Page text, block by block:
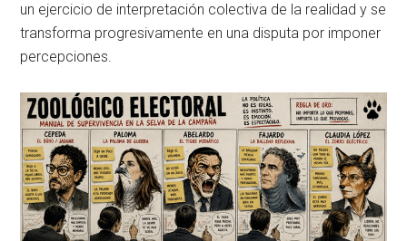
un ejercicio de interpretación colectiva de la realidad y se
transforma progresivamente en una disputa por imponer
percepciones.